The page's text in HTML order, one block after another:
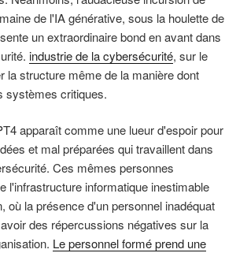
de l'IA générative, sous la houlette de
un extraordinaire bond en avant dans
industrie de la cybersécurité, sur le
la structure même de la manière dont
systèmes critiques.
apparaît comme une lueur d'espoir pour
et mal préparées qui travaillent dans
Ces mêmes personnes
l'infrastructure informatique inestimable
où la présence d'un personnel inadéquat
des répercussions négatives sur la
Le personnel formé prend une